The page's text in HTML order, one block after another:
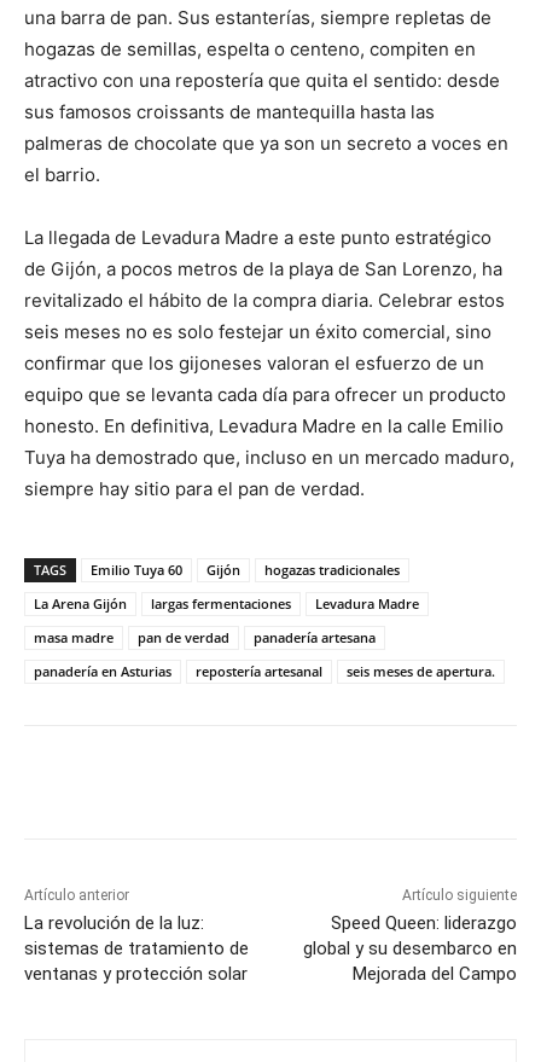
una barra de pan. Sus estanterías, siempre repletas de
hogazas de semillas, espelta o centeno, compiten en
atractivo con una repostería que quita el sentido: desde
sus famosos croissants de mantequilla hasta las
palmeras de chocolate que ya son un secreto a voces en
el barrio.
La llegada de Levadura Madre a este punto estratégico
de Gijón, a pocos metros de la playa de San Lorenzo, ha
revitalizado el hábito de la compra diaria. Celebrar estos
seis meses no es solo festejar un éxito comercial, sino
confirmar que los gijoneses valoran el esfuerzo de un
equipo que se levanta cada día para ofrecer un producto
honesto. En definitiva, Levadura Madre en la calle Emilio
Tuya ha demostrado que, incluso en un mercado maduro,
siempre hay sitio para el pan de verdad.
TAGS Emilio Tuya 60 Gijón
hogazas tradicionales
La Arena Gijón
largas fermentaciones
Levadura Madre
masa madre
pan de verdad
panadería artesana
panadería en Asturias
repostería artesanal seis meses de apertura.
Artículo anterior
La revolución de la luz:
sistemas de tratamiento de
ventanas y protección solar
Artículo siguiente
Speed Queen: liderazgo
global y su desembarco en
Mejorada del Campo